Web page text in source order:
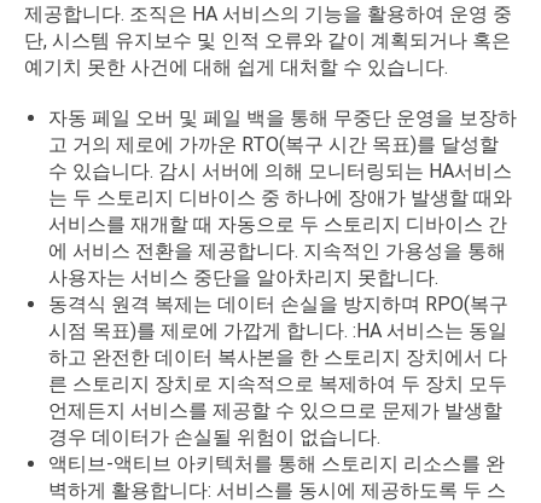
제공합니다. 조직은 HA 서비스의 기능을 활용하여 운영 중
단, 시스템 유지보수 및 인적 오류와 같이 계획되거나 혹은
예기치 못한 사건에 대해 쉽게 대처할 수 있습니다.
자동 페일 오버 및 페일 백을 통해 무중단 운영을 보장하
고 거의 제로에 가까운 RTO(복구 시간 목표)를 달성할
수 있습니다. 감시 서버에 의해 모니터링되는 HA서비스
는 두 스토리지 디바이스 중 하나에 장애가 발생할 때와
서비스를 재개할 때 자동으로 두 스토리지 디바이스 간
에 서비스 전환을 제공합니다. 지속적인 가용성을 통해
사용자는 서비스 중단을 알아차리지 못합니다.
동격식 원격 복제는 데이터 손실을 방지하며 RPO(복구
시점 목표)를 제로에 가깝게 합니다. :HA 서비스는 동일
하고 완전한 데이터 복사본을 한 스토리지 장치에서 다
른 스토리지 장치로 지속적으로 복제하여 두 장치 모두
언제든지 서비스를 제공할 수 있으므로 문제가 발생할
경우 데이터가 손실될 위험이 없습니다.
액티브-액티브 아키텍처를 통해 스토리지 리소스를 완
벽하게 활용합니다: 서비스를 동시에 제공하도록 두 스